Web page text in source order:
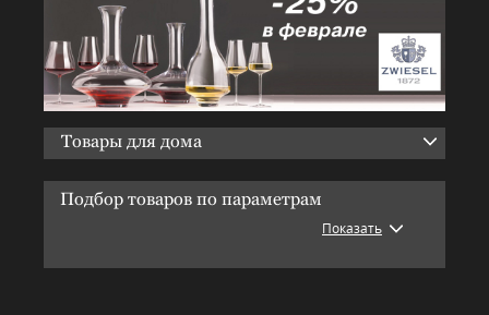
Товары для дома
Подбор товаров по параметрам
Показать